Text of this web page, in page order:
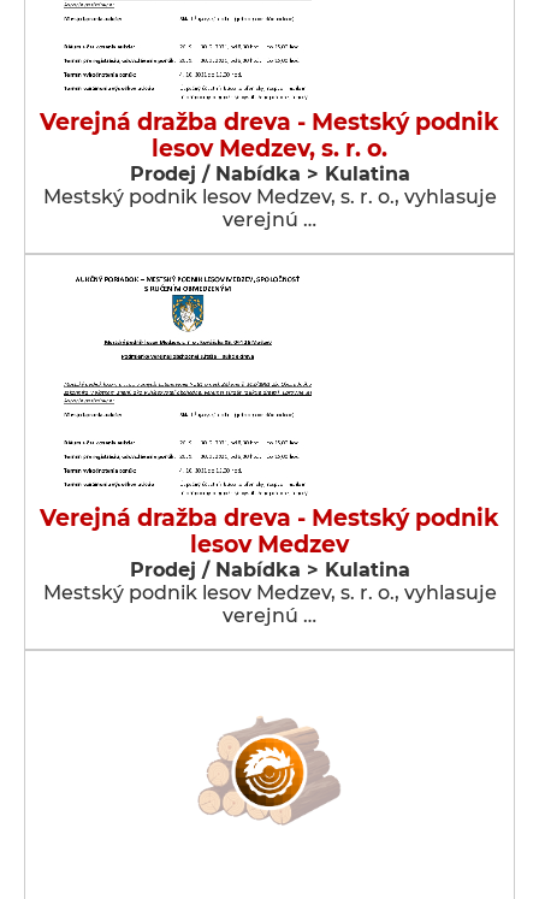
Verejná dražba dreva - Mestský podnik
lesov Medzev, s. r. o.
Prodej / Nabídka > Kulatina
Mestský podnik lesov Medzev, s. r. o., vyhlasuje
verejnú …
Verejná dražba dreva - Mestský podnik
lesov Medzev
Prodej / Nabídka > Kulatina
Mestský podnik lesov Medzev, s. r. o., vyhlasuje
verejnú …